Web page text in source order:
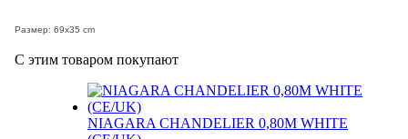
Размер: 69x35 cm
С этим товаром покупают
NIAGARA CHANDELIER 0,80M WHITE